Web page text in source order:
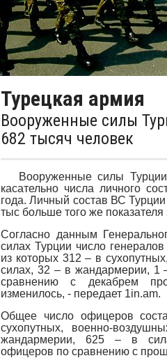
Турецкая армия
Вооруженные силы
682 тысяч человек
Вооруженные силы Турции
касательно числа личного
года. Личный состав ВС
тыс больше того же
Согласно данным
силах Турции число
из которых 312 – в
силах, 32 – в жандармерии, 1
сравнению с декабрем
изменилось, - передает 1in.am.
Общее число офицеров
сухопутных, военно-
жандармерии, 625 – в
офицеров по сравнению с